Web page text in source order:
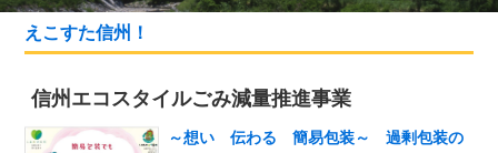
g
i
えこすた信州！
信州エコスタイルごみ減量推進事業
～想い 伝わる 簡易包装～ 過剰包装の